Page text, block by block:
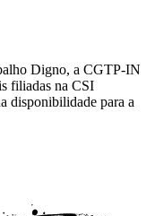
Digno, a CGTP-IN
filiadas na CSI
disponibilidade para a